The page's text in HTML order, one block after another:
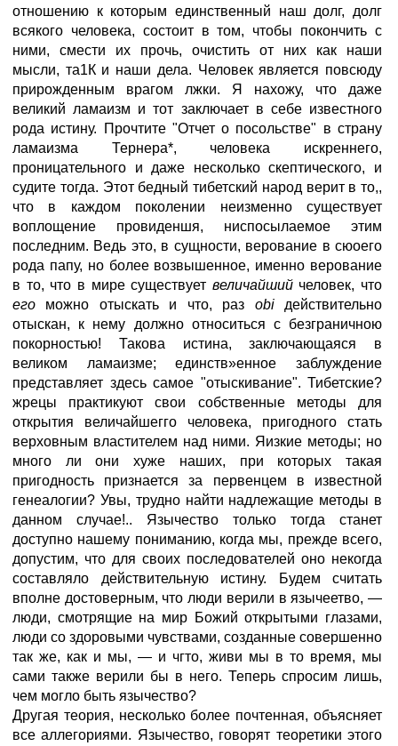
отношению к которым единственный наш долг, долг
всякого человека, состоит в том, чтобы покончить с
ними, смести их прочь, очистить от них как наши
мысли, та1К и наши дела. Человек является повсюду
прирожденным врагом лжки. Я нахожу, что даже
великий ламаизм и тот заключает в себе известного
рода истину. Прочтите "Отчет о посольстве" в страну
ламаизма Тернера*, человека искреннего,
проницательного и даже несколько скептического, и
судите тогда. Этот бедный тибетский народ верит в то,,
что в каждом поколении неизменно существует
воплощение провиденшя, ниспосылаемое этим
последним. Ведь это, в сущности, верование в сюоего
рода папу, но более возвышенное, именно верование
в то, что в мире существует величайший человек, что
его можно отыскать и что, раз obiдействительно
отыскан, к нему должно относиться с безграничною
покорностью! Такова истина, заключающаяся в
великом ламаизме; единств»енное заблуждение
представляет здесь самое "отыскивание". Тибетские?
жрецы практикуют свои собственные методы для
открытия величайшегго человека, пригодного стать
верховным властителем над ними. Яизкие методы; но
много ли они хуже наших, при которых такая
пригодность признается за первенцем в известной
генеалогии? Увы, трудно найти надлежащие методы в
данном случае!.. Язычество только тогда станет
доступно нашему пониманию, когда мы, прежде всего,
допустим, что для своих последователей оно некогда
составляло действительную истину. Будем считать
вполне достоверным, что люди верили в язычеетво, —
люди, смотрящие на мир Божий открытыми глазами,
люди со здоровыми чувствами, созданные совершенно
так же, как и мы, — и чгто, живи мы в то время, мы
сами также верили бы в него. Теперь спросим лишь,
чем могло быть язычество?
Другая теория, несколько более почтенная, объясняет
все аллегориями. Язычество, говорят теоретики этого